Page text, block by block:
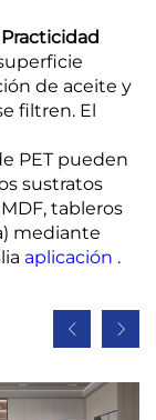
de aceite y
filtren. El
PET pueden
sustratos
tableros
mediante
aplicación .